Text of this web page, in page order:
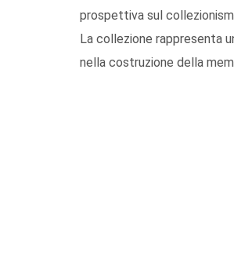
prospettiva sul
La collezione rappresenta
nella costruzione della